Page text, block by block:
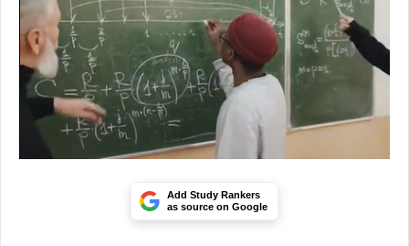
Add Study Rankers
as source on Google